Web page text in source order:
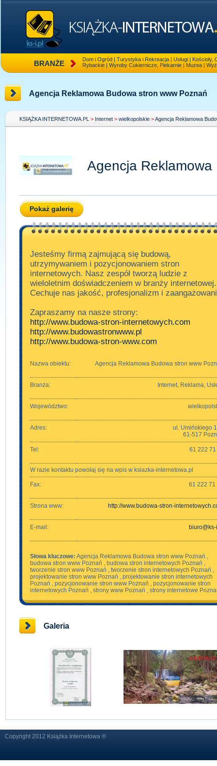
BRANŻE Dom i Ogród | Turystyka i Rekreacja | Usługi | Kościoły,
Rybackie | Wyroby Cukiernicze, Piekarnie | Muzea |
Agencja Reklamowa Budowa stron www Poznań
KSIĄŻKA INTERNETOWA.PL > Internet > wielkopolskie >Agencja Reklamowa
Agencja
Pokaż galerię
Jesteśmy firmą zajmującą się budową,
utrzymywaniem i pozycjonowaniem stron
internetowych. Nasz zespół tworzą ludzie z
wieloletnim doświadczeniem w branży internetowej.
Cechuje nas jakość, profesjonalizm i
Zapraszamy na nasze strony:
http://www.budowa-stron-internetowych.com
http://www.budowastronwww.pl
http://www.budowa-stron-www.com
Nazwa obiektu: Agencja Reklamowa Budowa stron www
Branża: Internet, Reklama,
Województwo:
Adres:
ul. Umińskiego
61-517
Tel: 61 222 71
W razie kontaktu powołaj się na wpis w ksiazka-internetowa.pl
Fax: 61 222 71
Strona www: http://www.budowa-stron-
E-mail:
Słowa kluczowe: Agencja Reklamowa Budowa stron www Poznań ,
budowa stron www Poznań , budowa stron internetowych Poznań ,
tworzenie stron www Poznań , tworzenie stron internetowych Poznań ,
projektowanie stron www Poznań , projektowanie stron internetowych
Poznań , pozycjonowanie stron www Poznań , pozycjonowanie stron
internetowych Poznań , strony www Poznań , strony internetowe
Galeria
Copyright 2012 Książka Internetowa ®